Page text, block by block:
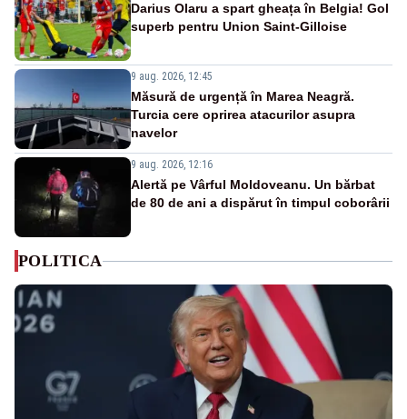
Darius Olaru a spart gheața în Belgia! Gol
superb pentru Union Saint-Gilloise
9 aug. 2026, 12:45
Măsură de urgență în Marea Neagră.
Turcia cere oprirea atacurilor asupra
navelor
9 aug. 2026, 12:16
Alertă pe Vârful Moldoveanu. Un bărbat
de 80 de ani a dispărut în timpul coborârii
POLITICA